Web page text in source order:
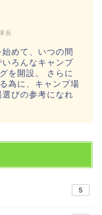
長
めて、いつの間
ろんなキャンプ
を開設。 さらに
為に、キャンプ場
びの参考になれ
5